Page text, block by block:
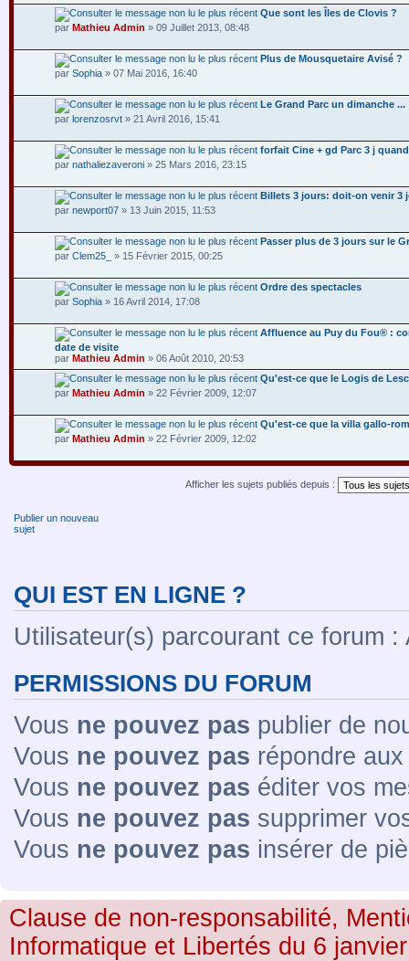
Que sont les Îles de Clovis ?
par Mathieu Admin » 09 Juillet 2013, 08:48
Plus de Mousquetaire Avisé ?
par Sophia » 07 Mai 2016, 16:40
Le Grand Parc un dimanche ...
par lorenzosrvt » 21 Avril 2016, 15:41
forfait Cine + gd Parc 3 j
par nathaliezaveroni » 25 Mars 2016, 23:15
Billets 3 jours: doit-on venir 3
par newport07 » 13 Juin 2015, 11:53
Passer plus de 3 jours sur le
par Clem25_ » 15 Février 2015, 00:25
Ordre des spectacles
par Sophia » 16 Avril 2014, 17:08
Affluence au Puy du Fou® :
date de visite
par Mathieu Admin » 06 Août 2010, 20:53
Qu'est-ce que le Logis de
par Mathieu Admin » 22 Février 2009, 12:07
Qu'est-ce que la villa gallo-
par Mathieu Admin » 22 Février 2009, 12:02
Afficher les sujets publiés depuis :
Publier un nouveau
sujet
QUI EST EN LIGNE ?
Utilisateur(s) parcourant ce forum
PERMISSIONS DU FORUM
Vous ne pouvez pas publier de
Vous ne pouvez pas répondre
Vous ne pouvez pas éditer vos
Vous ne pouvez pas supprimer
Vous ne pouvez pas insérer de
Clause de non-responsabilité,
Informatique et Libertés du 6